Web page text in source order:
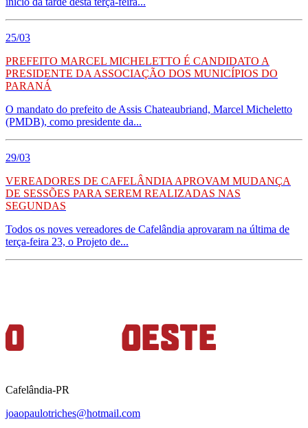
25/03
PREFEITO MARCEL MICHELETTO É CANDIDATO A
PRESIDENTE DA ASSOCIAÇÃO DOS MUNICÍPIOS DO
PARANÁ
O mandato do prefeito de Assis Chateaubriand, Marcel Micheletto
(PMDB), como presidente da...
29/03
VEREADORES DE CAFELÂNDIA APROVAM MUDANÇA
DE SESSÕES PARA SEREM REALIZADAS NAS
SEGUNDAS
Todos os noves vereadores de Cafelândia aprovaram na última de
terça-feira 23, o Projeto de...
Cafelândia-PR
joaopaulotriches@hotmail.com